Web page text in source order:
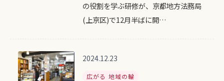
の役割を学ぶ研修が、京都地方法務局
(上京区)で12月半ばに開…
2024.12.23
広がる 地域の輪